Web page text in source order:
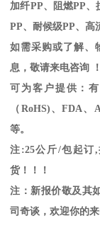
加纤PP、阻燃PP、
PP、耐候级PP、高
如需采购或了解、
息，敬请来电咨询
可为客户提供：
（ RoHS) 、FDA、
等。
注 :25公斤/包起订,
货！！！
注：新报价敬及其
司奇谈，欢迎你的来